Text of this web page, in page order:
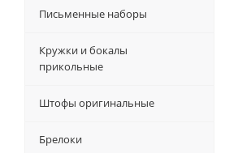
Письменные наборы
Кружки и бокалы
прикольные
Штофы оригинальные
Брелоки